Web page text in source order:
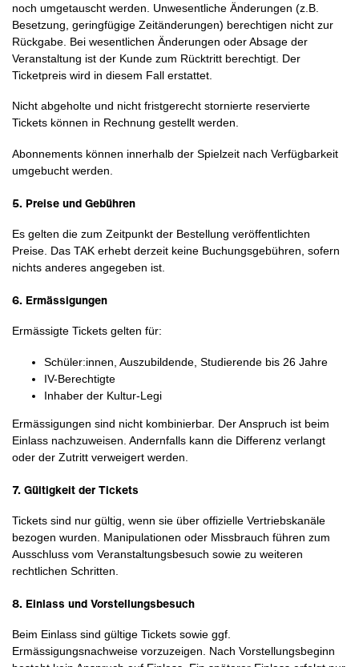
noch umgetauscht werden. Unwesentliche Änderungen (z.B.
Besetzung, geringfügige Zeitänderungen) berechtigen nicht zur
Rückgabe. Bei wesentlichen Änderungen oder Absage der
Veranstaltung ist der Kunde zum Rücktritt berechtigt. Der
Ticketpreis wird in diesem Fall erstattet.
Nicht abgeholte und nicht fristgerecht stornierte reservierte
Tickets können in Rechnung gestellt werden.
Abonnements können innerhalb der Spielzeit nach Verfügbarkeit
umgebucht werden.
5. Preise und Gebühren
Es gelten die zum Zeitpunkt der Bestellung veröffentlichten
Preise. Das TAK erhebt derzeit keine Buchungsgebühren, sofern
nichts anderes angegeben ist.
6. Ermässigungen
Ermässigte Tickets gelten für:
Schüler:innen, Auszubildende, Studierende bis 26 Jahre
IV-Berechtigte
Inhaber der Kultur-Legi
Ermässigungen sind nicht kombinierbar. Der Anspruch ist beim
Einlass nachzuweisen. Andernfalls kann die Differenz verlangt
oder der Zutritt verweigert werden.
7. Gültigkeit der Tickets
Tickets sind nur gültig, wenn sie über offizielle Vertriebskanäle
bezogen wurden. Manipulationen oder Missbrauch führen zum
Ausschluss vom Veranstaltungsbesuch sowie zu weiteren
rechtlichen Schritten.
8. Einlass und Vorstellungsbesuch
Beim Einlass sind gültige Tickets sowie ggf.
Ermässigungsnachweise vorzuzeigen. Nach Vorstellungsbeginn